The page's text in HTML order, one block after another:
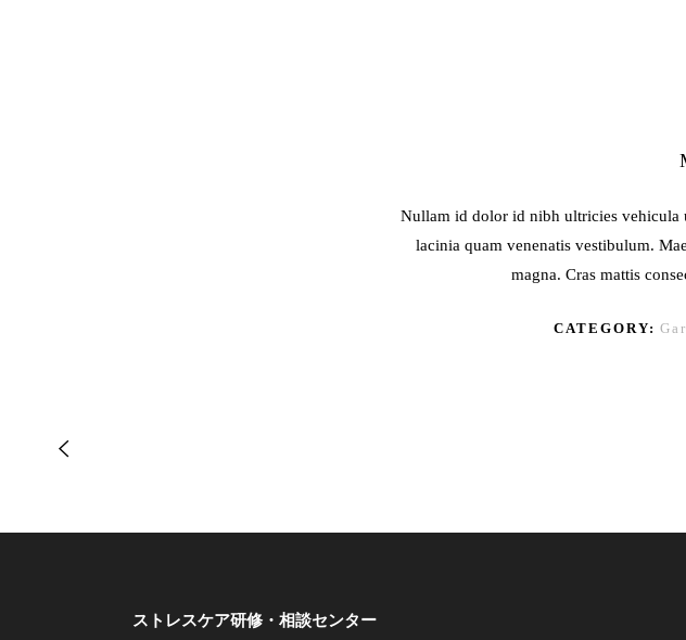
Nullam id dolor id nibh ultricies vehicula
lacinia quam venenatis vestibulum.
magna. Cras mattis
CATEGORY:
ストレスケア研修・相談センター